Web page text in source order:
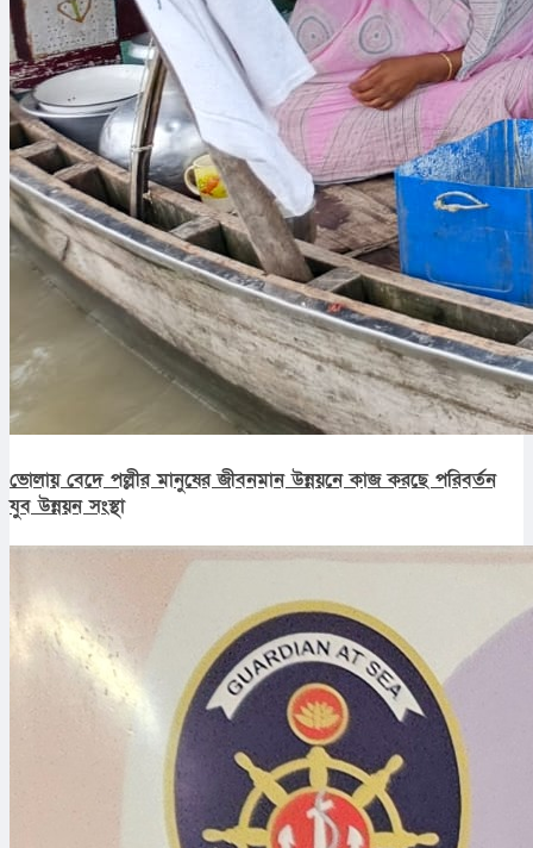
ভোলায় বেদে পল্লীর মানুষের জীবনমান উন্নয়নে কাজ করছে পরিবর্তন
যুব উন্নয়ন সংস্থা